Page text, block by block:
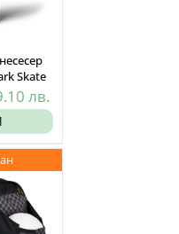
Skate
лв.